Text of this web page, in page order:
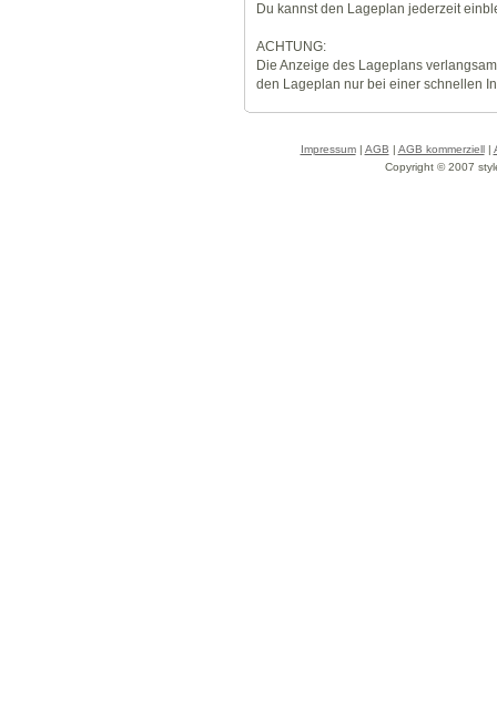
Du kannst den Lageplan jederzeit
ACHTUNG:
Die Anzeige des Lageplans
den Lageplan nur bei einer schnellen
Impressum| AGB | AGB kommerziell|
Copyright © 2007